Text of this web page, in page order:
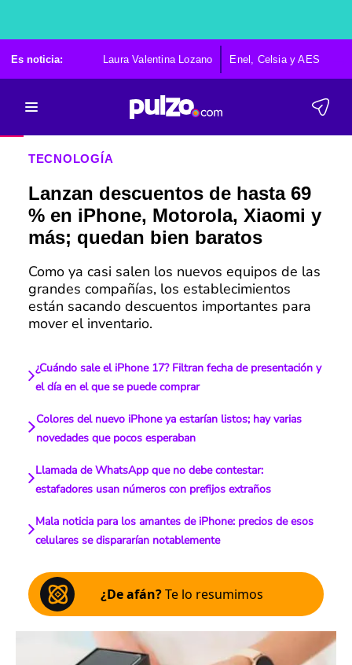
Es noticia: Laura Valentina Lozano Enel, Celsia y AES
TECNOLOGÍA
Lanzan descuentos de hasta 69
% en iPhone, Motorola, Xiaomi y
más; quedan bien baratos
Como ya casi salen los nuevos equipos de las
grandes compañías, los establecimientos
están sacando descuentos importantes para
mover el inventario.
¿Cuándo sale el iPhone 17? Filtran fecha de presentación y
el día en el que se puede comprar
Colores del nuevo iPhone ya estarían listos; hay varias
novedades que pocos esperaban
Llamada de WhatsApp que no debe contestar:
estafadores usan números con prefijos extraños
Mala noticia para los amantes de iPhone: precios de esos
celulares se dispararían notablemente
¿De afán?Te lo resumimos